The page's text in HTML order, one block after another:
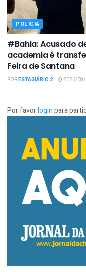
POLÍCIA
#Bahia: Acusado
academia é
Feira de Santana
PORESTAGIÁRIO 2 2026/08/
Por favorloginpara